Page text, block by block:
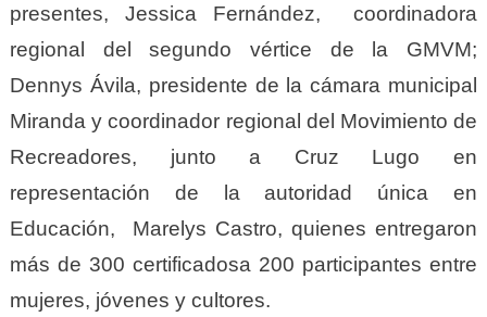
presentes, Jessica Fernández, coordinadora
regional del segundo vértice de la GMVM;
Dennys Ávila, presidente de la cámara municipal
Miranda y coordinador regional del Movimiento de
Recreadores, junto a Cruz Lugo en
representación de la autoridad única en
Educación, Marelys Castro, quienes entregaron
más de 300 certificadosa 200 participantes entre
mujeres, jóvenes y cultores.